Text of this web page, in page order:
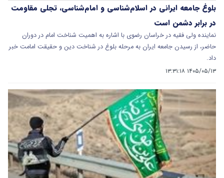
بلوغ جامعه ایرانی در اسلام‌شناسی و امام‌شناسی، تجلی مقاومت
در برابر دشمن است
نماینده ولی فقیه در خراسان رضوی با اشاره به اهمیت شناخت امام در دوران
حاضر، از رسیدن جامعه ایران به مرحله بلوغ در شناخت دین و حقیقت امامت خبر
داد.
۱۴۰۵/۰۵/۱۳ ۱۳:۳۱:۱۸